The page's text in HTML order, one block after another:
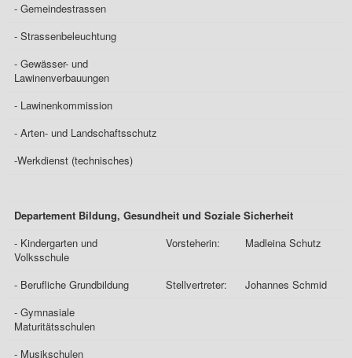
- Gemeindestrassen
- Strassenbeleuchtung
- Gewässer- und
Lawinenverbauungen
- Lawinenkommission
- Arten- und Landschaftsschutz
-Werkdienst (technisches)
Departement Bildung, Gesundheit und Soziale Sicherheit
- Kindergarten und
Volksschule
Vorsteherin: Madleina Schutz
- Berufliche Grundbildung Stellvertreter:
Johannes Schmid
- Gymnasiale
Maturitätsschulen
- Musikschulen